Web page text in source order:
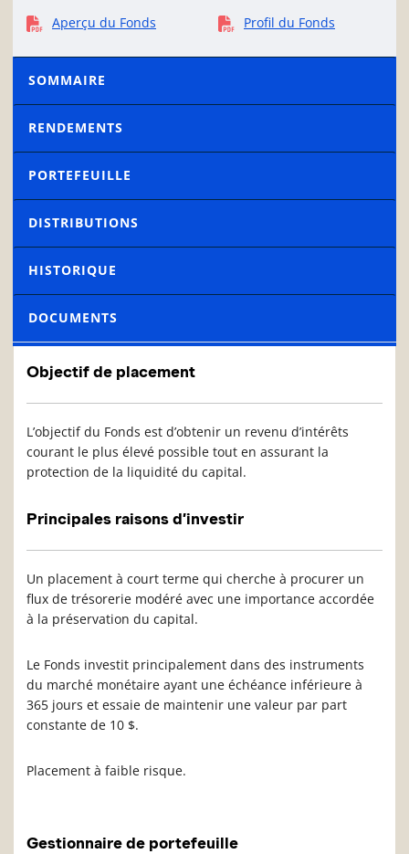
Aperçu du Fonds Profil du Fonds
SOMMAIRE
RENDEMENTS
PORTEFEUILLE
DISTRIBUTIONS
HISTORIQUE
DOCUMENTS
Objectif de placement
L’objectif du Fonds est d’obtenir un revenu d’intérêts
courant le plus élevé possible tout en assurant la
protection de la liquidité du capital.
Principales raisons d’investir
Un placement à court terme qui cherche à procurer un
flux de trésorerie modéré avec une importance accordée
à la préservation du capital.
Le Fonds investit principalement dans des instruments
du marché monétaire ayant une échéance inférieure à
365 jours et essaie de maintenir une valeur par part
constante de 10 $.
Placement à faible risque.
Gestionnaire de portefeuille